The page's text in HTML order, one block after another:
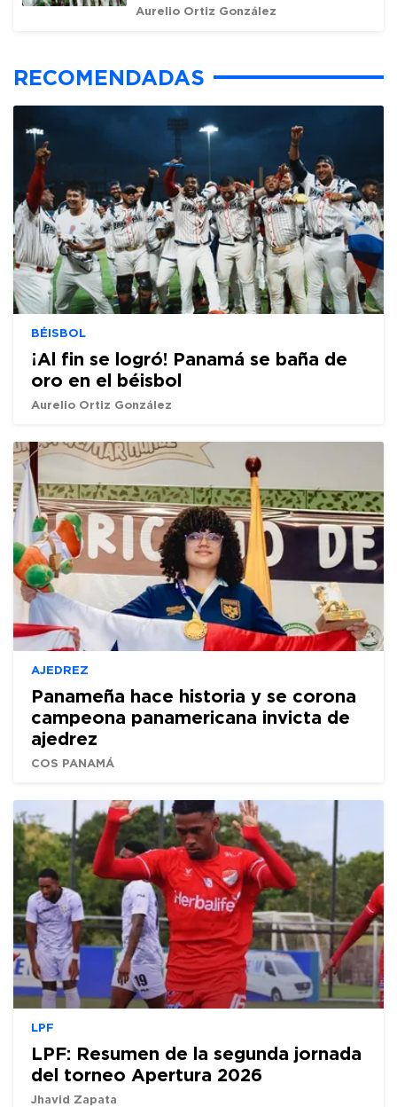
Aurelio Ortiz González
RECOMENDADAS
BÉISBOL
¡Al fin se logró! Panamá se baña de
oro en el béisbol
Aurelio Ortiz González
AJEDREZ
Panameña hace historia y se corona
campeona panamericana invicta de
ajedrez
COS PANAMÁ
LPF
LPF: Resumen de la segunda jornada
del torneo Apertura 2026
Jhavid Zapata